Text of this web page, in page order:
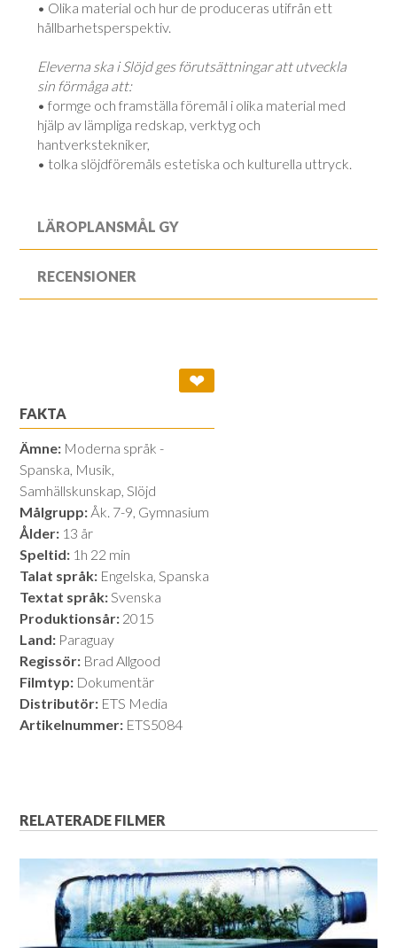
• Olika material och hur de produceras utifrån ett
hållbarhetsperspektiv.
Eleverna ska i Slöjd ges förutsättningar att utveckla
sin förmåga att:
• formge och framställa föremål i olika material med
hjälp av lämpliga redskap, verktyg och
hantverkstekniker,
• tolka slöjdföremåls estetiska och kulturella uttryck.
LÄROPLANSMÅL GY
RECENSIONER
❤
FAKTA
Ämne: Moderna språk -
Spanska, Musik,
Samhällskunskap, Slöjd
Målgrupp: Åk. 7-9, Gymnasium
Ålder: 13 år
Speltid: 1h 22 min
Talat språk: Engelska, Spanska
Textat språk:Svenska
Produktionsår: 2015
Land: Paraguay
Regissör: Brad Allgood
Filmtyp: Dokumentär
Distributör: ETS Media
Artikelnummer: ETS5084
RELATERADE FILMER